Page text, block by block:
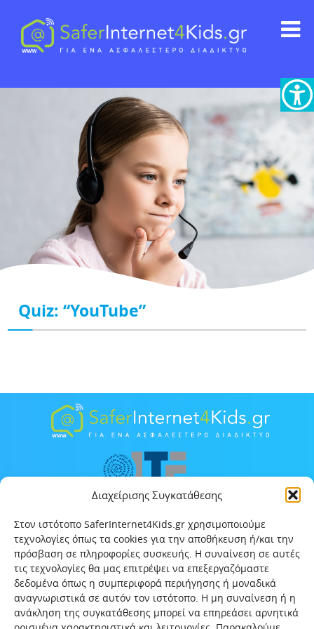
Διαχείρισης Συγκατάθεσης
Στον ιστότοπο SaferInternet4Kids.gr χρησιμοποιούμε
τεχνολογίες όπως τα cookies για την αποθήκευση ή/και την
πρόσβαση σε πληροφορίες συσκευής. Η συναίνεση σε αυτές
τις τεχνολογίες θα μας επιτρέψει να επεξεργαζόμαστε
δεδομένα όπως η συμπεριφορά περιήγησης ή μοναδικά
αναγνωριστικά σε αυτόν τον ιστότοπο. Η μη συναίνεση ή η
ανάκληση της συγκατάθεσης μπορεί να επηρεάσει αρνητικά
Quiz: “YouTube”